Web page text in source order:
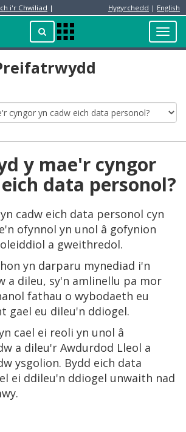
i'r Chwiliad | Hygyrchedd | English
ChwilioApps
Menu
Preswylydd
y mae'r cyngor
data personol?
cadw eich data personol cyn
ofynnol yn unol â gofynion
a gweithredol.
yn darparu mynediad i'n
a dileu, sy'n amlinellu pa mor
fathau o wybodaeth eu
gael eu dileu'n ddiogel.
cael ei reoli yn unol â
a dileu'r Awdurdod Lleol a
ysgolion. Bydd eich data
ei ddileu'n ddiogel unwaith nad